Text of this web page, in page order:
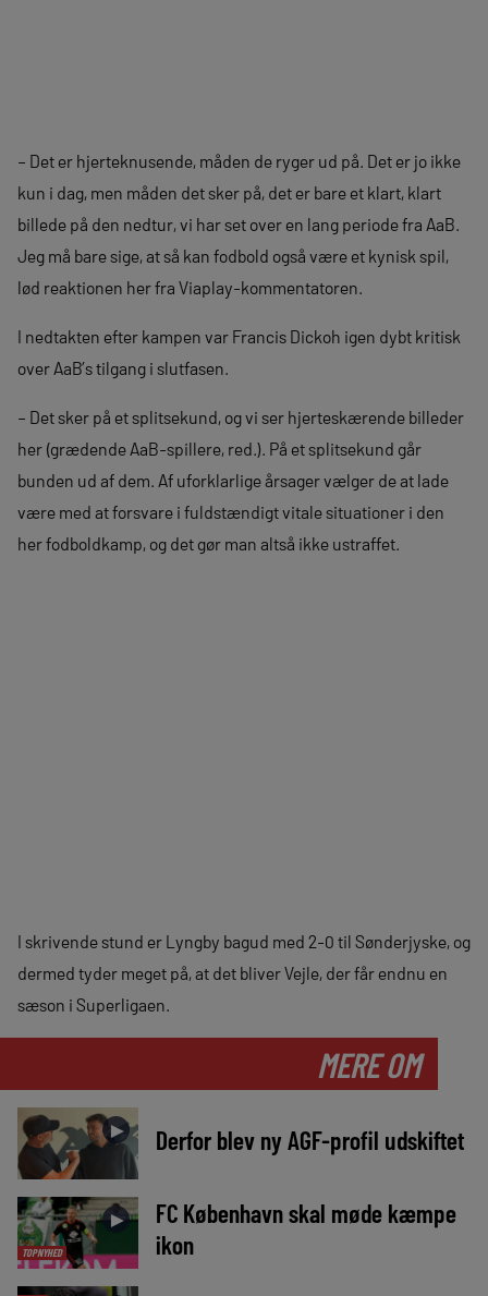
– Det er hjerteknusende, måden de ryger ud på. Det er jo ikke
kun i dag, men måden det sker på, det er bare et klart, klart
billede på den nedtur, vi har set over en lang periode fra AaB.
Jeg må bare sige, at så kan fodbold også være et kynisk spil,
lød reaktionen her fra Viaplay-kommentatoren.
I nedtakten efter kampen var Francis Dickoh igen dybt kritisk
over AaB’s tilgang i slutfasen.
– Det sker på et splitsekund, og vi ser hjerteskærende billeder
her (grædende AaB-spillere, red.). På et splitsekund går
bunden ud af dem. Af uforklarlige årsager vælger de at lade
være med at forsvare i fuldstændigt vitale situationer i den
her fodboldkamp, og det gør man altså ikke ustraffet.
I skrivende stund er Lyngby bagud med 2-0 til Sønderjyske, og
dermed tyder meget på, at det bliver Vejle, der får endnu en
sæson i Superligaen.
MERE OM
► Derfor blev ny AGF-profil udskiftet
TOPNYHED
►
FC København skal møde kæmpe
ikon